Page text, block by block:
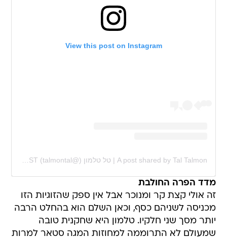
View this post on Instagram
A post shared by Tal Talmon | טל טלמון (@talmontal) Feb 12, 2020 at 3:55am PST
מדד הפרה החולבת
זה אולי קצת קר ומנוכר אבל אין ספק שהזוגיות הזו
מכניסה לשניהם כסף, וכאן השלם הוא בהחלט הרבה
יותר מסך שני חלקיו. טלמון היא שחקנית טובה
שמעולם לא התרוממה למחוזות המגה סטאר למרות